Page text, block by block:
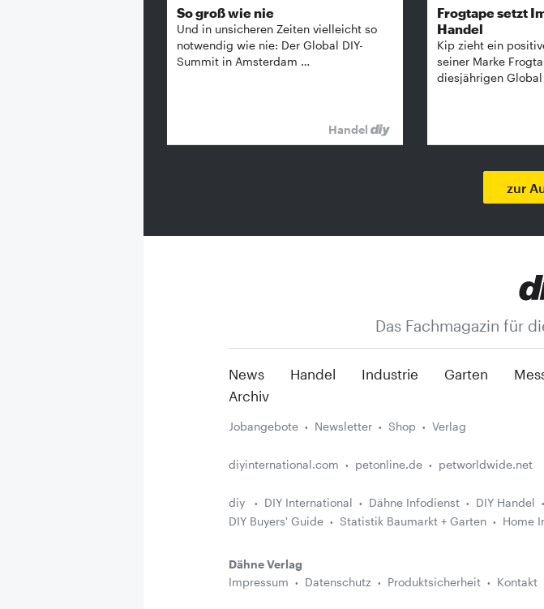
So groß wie nie
Und in unsicheren Zeiten vielleicht so
notwendig wie nie: Der Global DIY-
Summit in Amsterdam …
Handel
Frogtape setzt
Handel
Kip zieht ein
seiner Marke
diesjährigen
zur
Das Fachmagazin für
News Handel Industrie Garten
Archiv
Jobangebote Newsletter Shop Verlag
diyinternational.com petonline.de petworldwide.net
diy DIY International Dähne Infodienst DIY Handel
DIY Buyers' Guide
Statistik Baumarkt + Garten Home
Dähne Verlag
Impressum
Datenschutz Produktsicherheit Kontakt